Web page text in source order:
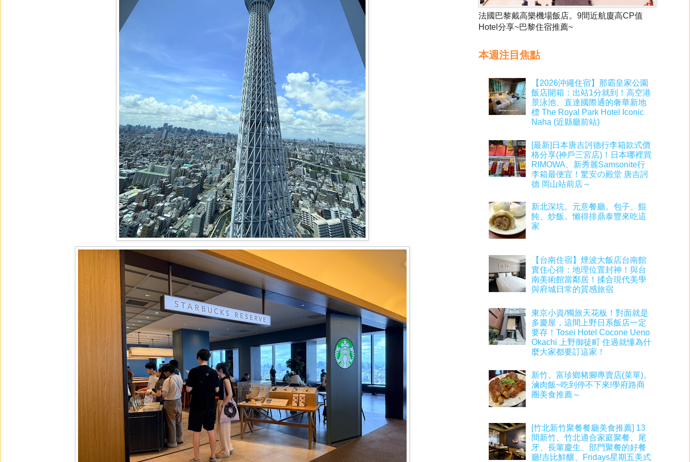
法國巴黎戴高樂機場飯店。9間近航廈高CP值
Hotel分享~巴黎住宿推薦~
本週注目焦點
【2026沖繩住宿】那霸皇家公園
飯店開箱：出站1分就到！高空港
景泳池、直達國際通的奢華新地
標 The Royal Park Hotel Iconic
Naha (近縣廳前站)
[最新]日本唐吉訶德行李箱款式價
格分享(神戶三宮店)！日本哪裡買
RIMOWA、新秀麗Samsonite行
李箱最便宜！驚安の殿堂 唐吉訶
德 岡山站前店～
新北深坑。元意餐廳。包子、餛
飩、炒飯。懶得排鼎泰豐來吃這
家
【台南住宿】煙波大飯店台南館
實住心得：地理位置封神！與台
南美術館當鄰居！揉合現代美學
與府城日常的質感旅宿
東京小資/獨旅天花板！對面就是
多慶屋，這間上野日系飯店一定
要存！Tosei Hotel Cocone Ueno
Okachi 上野御徒町 住過就懂為什
麼大家都要訂這家！
新竹。富珍鄉豬腳專賣店(菜單)。
滷肉飯~吃到停不下來!學府路商
圈美食推薦～
[竹北新竹聚餐餐廳美食推薦] 13
間新竹、竹北適合家庭聚餐、尾
牙、長輩慶生、部門聚餐的好餐
廳!吉比鮮釀、Fridays星期五美式